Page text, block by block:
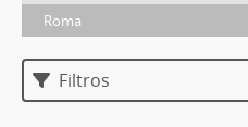
Roma
Filtros